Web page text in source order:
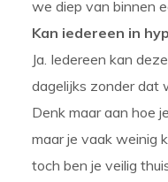
we diep van binnen
Kan iedereen in
Ja. Iedereen kan
dagelijks zonder dat
Denk maar aan hoe
maar je vaak weinig
toch ben je veilig